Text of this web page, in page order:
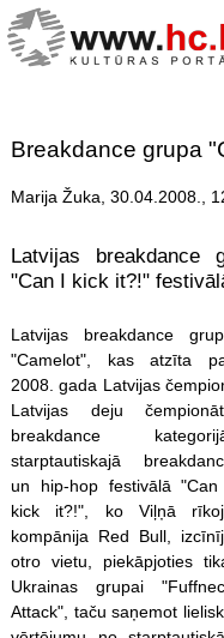
Breakdance grupa
Marija Žuka, 30.04.2008.,
Latvijas breakdance
"Can I kick it?!"
Latvijas breakdance
"Camelot", kas atzīta
2008. gada Latvijas
Latvijas deju
breakdance
starptautiskajā
un hip-hop festivālā
kick it?!", ko Viļņā
kompānija Red Bull,
otro vietu, piekāpjoties
Ukrainas grupai
Attack", taču saņemot